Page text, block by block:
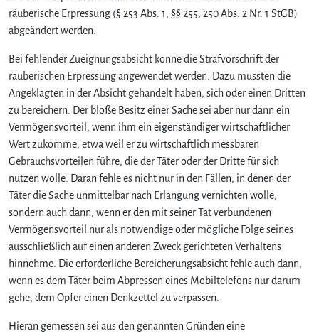
räuberische Erpressung (§ 253 Abs. 1, §§ 255, 250 Abs. 2 Nr. 1 StGB)
abgeändert werden.
Bei fehlender Zueignungsabsicht könne die Strafvorschrift der
räuberischen Erpressung angewendet werden. Dazu müssten die
Angeklagten in der Absicht gehandelt haben, sich oder einen Dritten
zu bereichern. Der bloße Besitz einer Sache sei aber nur dann ein
Vermögensvorteil, wenn ihm ein eigenständiger wirtschaftlicher
Wert zukomme, etwa weil er zu wirtschaftlich messbaren
Gebrauchsvorteilen führe, die der Täter oder der Dritte für sich
nutzen wolle. Daran fehle es nicht nur in den Fällen, in denen der
Täter die Sache unmittelbar nach Erlangung vernichten wolle,
sondern auch dann, wenn er den mit seiner Tat verbundenen
Vermögensvorteil nur als notwendige oder mögliche Folge seines
ausschließlich auf einen anderen Zweck gerichteten Verhaltens
hinnehme. Die erforderliche Bereicherungsabsicht fehle auch dann,
wenn es dem Täter beim Abpressen eines Mobiltelefons nur darum
gehe, dem Opfer einen Denkzettel zu verpassen.
Hieran gemessen sei aus den genannten Gründen eine